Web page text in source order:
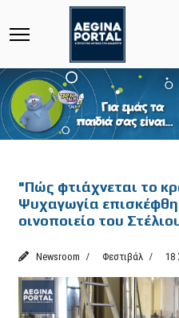
"Πώς φτιάχνεται το
Ψυχαγωγία
οινοποιείο του
Newsroom Φεστιβάλ 18